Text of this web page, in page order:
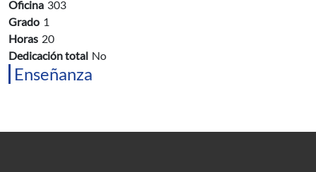
Oficina 303
Grado 1
Horas 20
Dedicación total No
Enseñanza